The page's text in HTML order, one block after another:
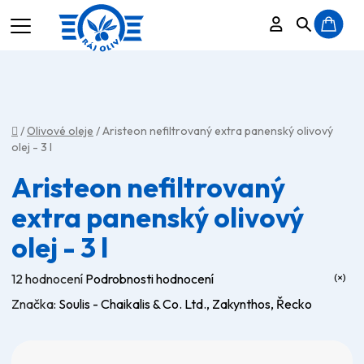
Přihlášení
Hledat
Domů
/Olivové oleje /Aristeon nefiltrovaný extra panenský olivový
olej - 3 l
Aristeon nefiltrovaný
extra panenský olivový
olej - 3 l
Průměrné
hodnocení
12 hodnocení Podrobnosti hodnocení
Značka: Soulis - Chaikalis & Co. Ltd., Zakynthos, Řecko